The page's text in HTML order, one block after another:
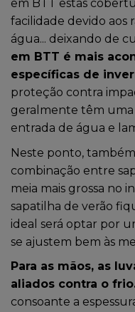
em BTT estas
facilidade devido aos
água... deixando de
em BTT é mais
específicas de
proteção contra
geralmente têm
entrada de água e
Neste ponto,
combinação entre
meia mais grossa no
sapatilha de verão
ideal será optar por
se ajustem bem às
Para as mãos, as
aliados contra o
consoante a